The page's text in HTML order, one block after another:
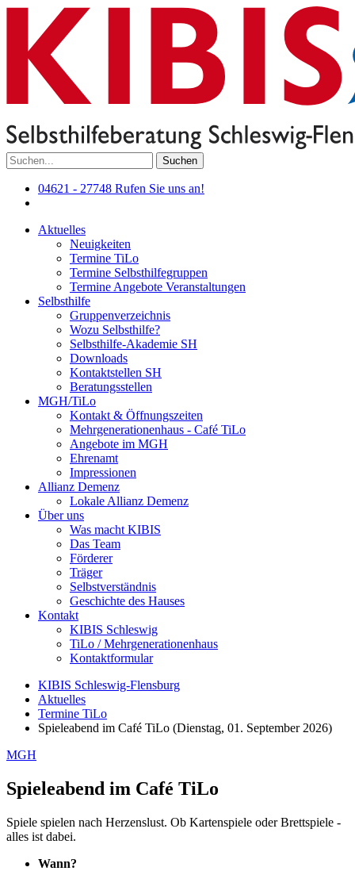
Suchen
04621 - 27748 Rufen Sie uns an!
Aktuelles
Neuigkeiten
Termine TiLo
Termine Selbsthilfegruppen
Termine Angebote Veranstaltungen
Selbsthilfe
Gruppenverzeichnis
Wozu Selbsthilfe?
Selbsthilfe-Akademie SH
Downloads
Kontaktstellen SH
Beratungsstellen
MGH/TiLo
Kontakt & Öffnungszeiten
Mehrgenerationenhaus - Café TiLo
Angebote im MGH
Ehrenamt
Impressionen
Allianz Demenz
Lokale Allianz Demenz
Über uns
Was macht KIBIS
Das Team
Förderer
Träger
Selbstverständnis
Geschichte des Hauses
Kontakt
KIBIS Schleswig
TiLo / Mehrgenerationenhaus
Kontaktformular
KIBIS Schleswig-Flensburg
Aktuelles
Termine TiLo
Spieleabend im Café TiLo (Dienstag, 01. September 2026)
MGH
Spieleabend im Café TiLo
Spiele spielen nach Herzenslust. Ob Kartenspiele oder Brettspiele -
alles ist dabei.
Wann?